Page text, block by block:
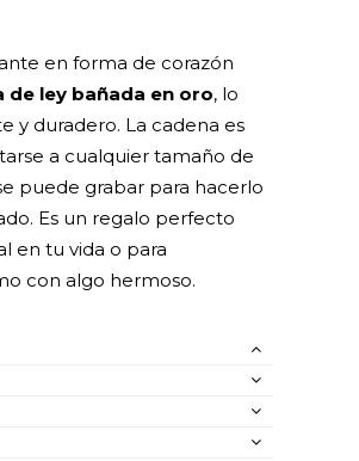
en forma de corazón
de ley bañada en oro, lo
y duradero. La cadena es
a cualquier tamaño de
puede grabar para hacerlo
Es un regalo perfecto
en tu vida o para
con algo hermoso.